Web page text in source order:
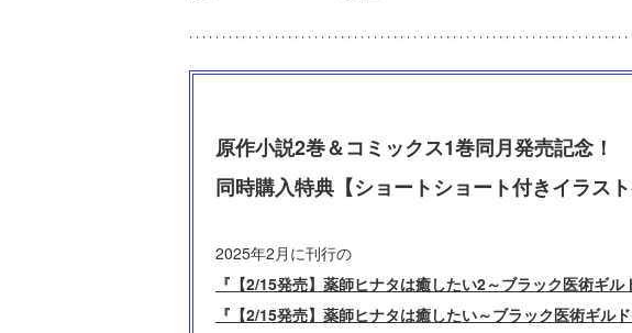
原作小説2巻＆コミックス1巻同月発売記念！
同時購入特典【ショートショート付きイラス
2025年2月に刊行の
『【2/15発売】薬師ヒナタは癒したい2～ブラック医術ギ
『【2/15発売】薬師ヒナタは癒したい～ブラック医術ギル